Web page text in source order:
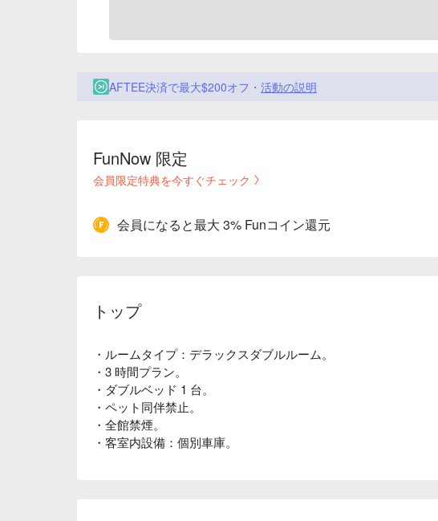
AFTEE決済で最大$200オフ・ 活動の説明
FunNow 限定
会員限定特典を今すぐチェック
会員になると最大 3% Funコイン還元
トップ
・ルームタイプ：デラックスダブルルーム。
・3 時間プラン。
・ダブルベッド 1 台。
・ペット同伴禁止。
・全館禁煙。
・客室内設備：個別車庫。